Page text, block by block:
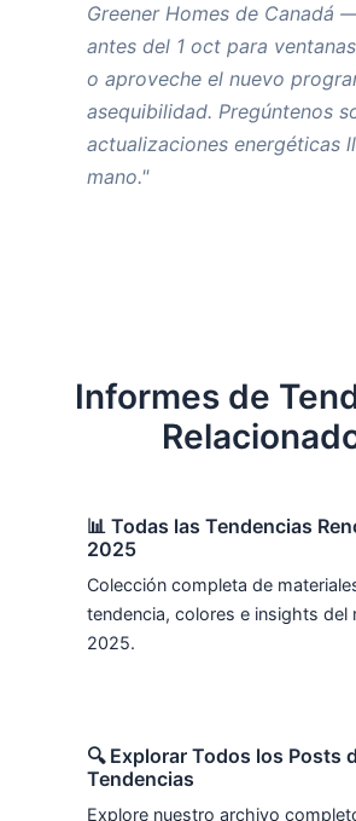
Greener Homes de Canadá
antes del 1 oct para
o aproveche el nuevo
asequibilidad. Pregúntenos
actualizaciones energéticas
mano."
Informes de
📊 Todas las Tendencias
2025
Colección completa de
tendencia, colores e insights del
2025.
🔍 Explorar Todos los Posts
Tendencias
Explore nuestro archivo